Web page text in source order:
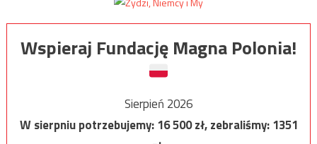
Wspieraj Fundację Magna Polonia!
Sierpień 2026
W sierpniu potrzebujemy:16 500zł, zebraliśmy:1351